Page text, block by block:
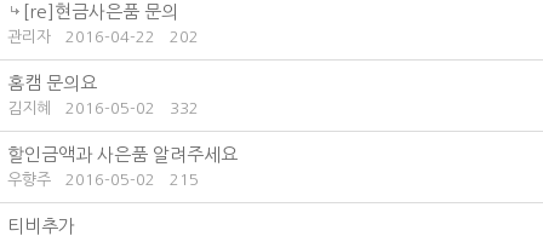
[re]현금사은품 문의
관리자 2016-04-22 202
홈캠 문의요
김지혜 2016-05-02 332
할인금액과 사은품 알려주세요
우향주 2016-05-02 215
티비추가